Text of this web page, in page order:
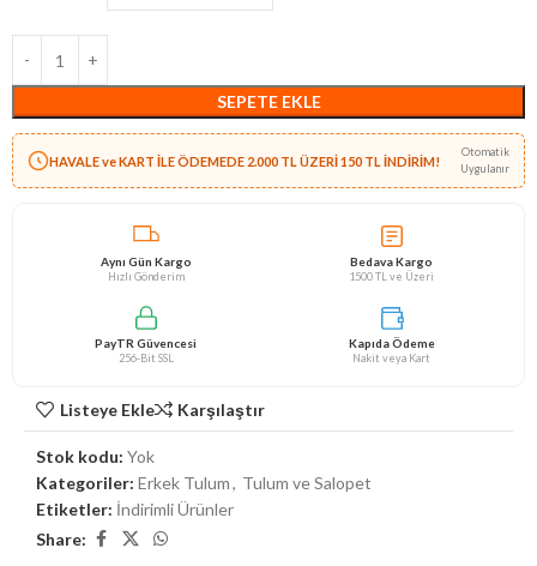
SEPETE EKLE
HAVALE ve KART İLE ÖDEMEDE 2.000 TL ÜZERİ 150 TL İNDİRİM!
Otomatik
Uygulanır
Aynı Gün Kargo
Hızlı Gönderim
Bedava Kargo
1500 TL ve Üzeri
PayTR Güvencesi
256-Bit SSL
Kapıda Ödeme
Nakit veya Kart
Listeye Ekle Karşılaştır
Stok kodu: Yok
Kategoriler: Erkek Tulum, Tulum ve Salopet
Etiketler: İndirimli Ürünler
Share: